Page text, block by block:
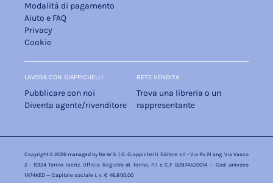
Modalità di pagamento
Aiuto e FAQ
Privacy
Cookie
LAVORA CON GIAPPICHELLI
Pubblicare con noi
Diventa agente/rivenditore
RETE VENDITA
Trova una libreria o un
rappresentante
Copyright © 2026 managed by Ne.W.S. | G. Giappichelli Editore srl - Via Po 21 ang. Via Vasco
2 - 10124 Torino Iscriz. Ufficio Registro di Torino, P.I e C.F 02874520014 — Cod. univoco
1N74KED — Capitale sociale i. v. € 46.800,00